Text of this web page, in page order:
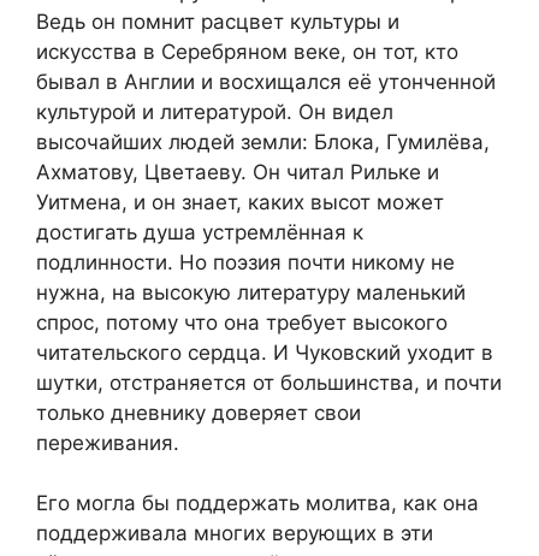
Ведь он помнит расцвет культуры и
искусства в Серебряном веке, он тот, кто
бывал в Англии и восхищался её утонченной
культурой и литературой. Он видел
высочайших людей земли: Блока, Гумилёва,
Ахматову, Цветаеву. Он читал Рильке и
Уитмена, и он знает, каких высот может
достигать душа устремлённая к
подлинности. Но поэзия почти никому не
нужна, на высокую литературу маленький
спрос, потому что она требует высокого
читательского сердца. И Чуковский уходит в
шутки, отстраняется от большинства, и почти
только дневнику доверяет свои
переживания.
Его могла бы поддержать молитва, как она
поддерживала многих верующих в эти